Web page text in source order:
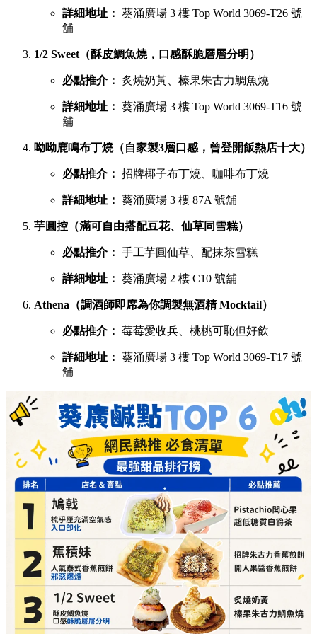
詳細地址： 葵涌廣場 3 樓 Top World 3069-T26 號
舖
1/2 Sweet（酥皮鯛魚燒，口感酥脆層層分明）
必點推介： 炙燒奶黃、榛果朱古力鯛魚燒
詳細地址： 葵涌廣場 3 樓 Top World 3069-T16 號
舖
呦呦鹿鳴布丁燒（自家製3層口感，曾登開飯熱店十大）
必點推介： 招牌椰子布丁燒、咖啡布丁燒
詳細地址： 葵涌廣場 3 樓 87A 號舖
芋圓控（滿可自由搭配豆花、仙草同雪糕）
必點推介： 手工芋圓仙草、配抹茶雪糕
詳細地址： 葵涌廣場 2 樓 C10 號舖
Athena（調酒師即席為你調製無酒精 Mocktail）
必點推介： 莓莓愛收兵、桃桃可恥但好飲
詳細地址： 葵涌廣場 3 樓 Top World 3069-T17 號
舖